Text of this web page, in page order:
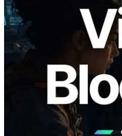
Validators Solutions
Analyzer — 以 slot 為
成時間與負責驗證者